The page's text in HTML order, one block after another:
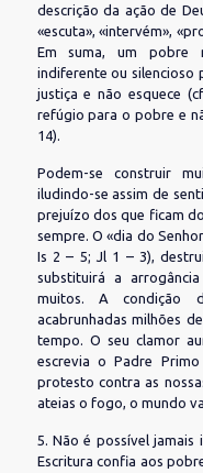
descrição da ação de
«escuta», «intervém»,
Em suma, um pobre
indiferente ou silencioso
justiça e não esquece
refúgio para o pobre e
14).
Podem-se construir
iludindo-se assim de
prejuízo dos que ficam
sempre. O «dia do
Is 2 – 5; Jl 1 – 3),
substituirá a
muitos. A condição
acabrunhadas milhões
tempo. O seu clamor
escrevia o Padre
protesto contra as
ateias o fogo, o mundo
5. Não é possível
Escritura confia aos